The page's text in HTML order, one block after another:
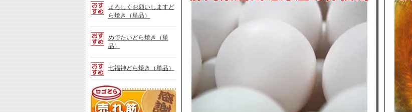
よろしくお願いしますど
ら焼き（単品）
めでたいどら焼き（単
品）
七福神どら焼き（単品）
ロ
ゴ
ど